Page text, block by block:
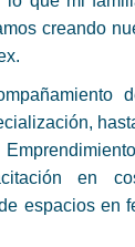
creando
en
espacios en